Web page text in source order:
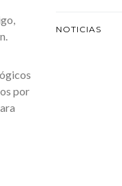
por
NOTICIAS